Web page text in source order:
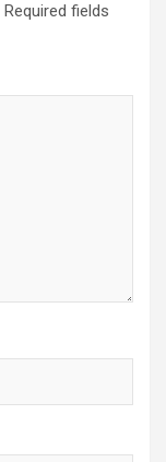
Required fields